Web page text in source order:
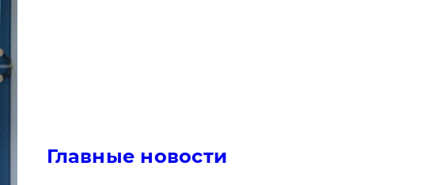
Главные новости